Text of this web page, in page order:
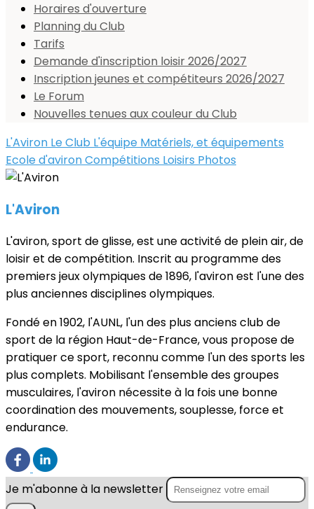
Horaires d'ouverture
Planning du Club
Tarifs
Demande d'inscription loisir 2026/2027
Inscription jeunes et compétiteurs 2026/2027
Le Forum
Nouvelles tenues aux couleur du Club
L'Aviron Le Club L'équipe Matériels, et équipements
Ecole d'avironCompétitions Loisirs Photos
L'Aviron
L'aviron, sport de glisse, est une activité de plein air, de
loisir et de compétition. Inscrit au programme des
premiers jeux olympiques de 1896, l'aviron est l'une des
plus anciennes disciplines olympiques.
Fondé en 1902, l'AUNL, l'un des plus anciens club de
sport de la région Haut-de-France, vous propose de
pratiquer ce sport, reconnu comme l'un des sports les
plus complets. Mobilisant l'ensemble des groupes
musculaires, l'aviron nécessite à la fois une bonne
coordination des mouvements, souplesse, force et
endurance.
Je m'abonne à la newsletter